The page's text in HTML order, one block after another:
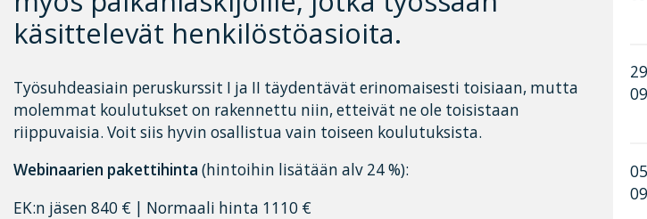
käsittelevät henkilöstöasioita.
Työsuhdeasiain peruskurssit I ja II täydentävät erinomaisesti toisiaan, mutta
molemmat koulutukset on rakennettu niin, etteivät ne ole toisistaan
riippuvaisia. Voit siis hyvin osallistua vain toiseen koulutuksista.
Webinaarien pakettihinta (hintoihin lisätään alv 24 %):
EK:n jäsen 840 € | Normaali hinta 1110 €